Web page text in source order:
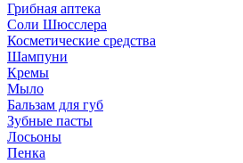
Грибная аптека
Соли Шюсслера
Косметические средства
Шампуни
Кремы
Мыло
Бальзам для губ
Зубные пасты
Лосьоны
Пенка